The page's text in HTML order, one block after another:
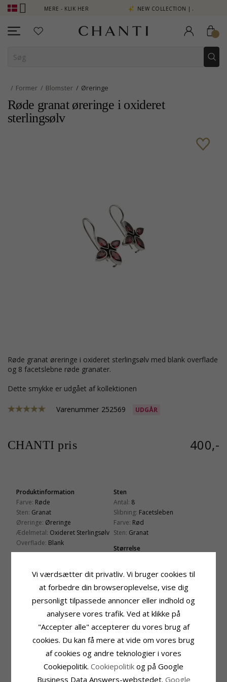
SE MERE - KLIK HER NEW COLLECTION | AURA
Former Blomster Øreringe
Røde granat øreringe i oxideret
sterlingsølv
røde granat øreringe i oxideret sterlingsølv med blank overflade
og 8 facetslebne røde granater.
Dette smykke er udgået af kollektionen
Varenummer 252569 UDGÅR
CHANTI pris 400,-
Produktinformation
Farve: Røde
Sten: Granat
Øreringe: Øreringe
Ædelmetal: Oxideret Sterlingsølv
Overflade: Blank
Sten
Antal: 8
Slibning: Facetsleben
Farve: Rød
Sten: Granat
Størrelse
Leveringstid
KUNDER DER HAR KØBT DENNE HAR
OGSÁ KØBT
Vi værdsætter dit privatliv. Vi bruger cookies til
at forbedre din browseroplevelse, vise dig
personligt tilpassede annoncer eller indhold og
analysere vores trafik. Ved at klikke på
"Accepter alle" accepterer du vores brug af
cookies. Du kan få mere at vide om vores brug
af cookies og andre teknologier i vores
Cookiepolitik. Cookiepolitik og på Google
Business Data Answers-webstedet. Google